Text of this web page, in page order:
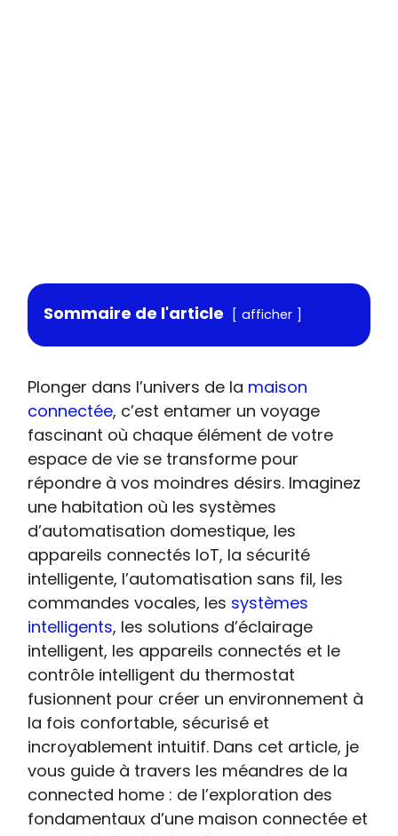
Sommaire de l'article afficher
Plonger dans l’univers de la maison
connectée, c’est entamer un voyage
fascinant où chaque élément de votre
espace de vie se transforme pour
répondre à vos moindres désirs. Imaginez
une habitation où les systèmes
d’automatisation domestique, les
appareils connectés IoT, la sécurité
intelligente, l’automatisation sans fil, les
commandes vocales, les systèmes
intelligents, les solutions d’éclairage
intelligent, les appareils connectés et le
contrôle intelligent du thermostat
fusionnent pour créer un environnement à
la fois confortable, sécurisé et
incroyablement intuitif. Dans cet article, je
vous guide à travers les méandres de la
connected home : de l’exploration des
fondamentaux d’une maison connectée et